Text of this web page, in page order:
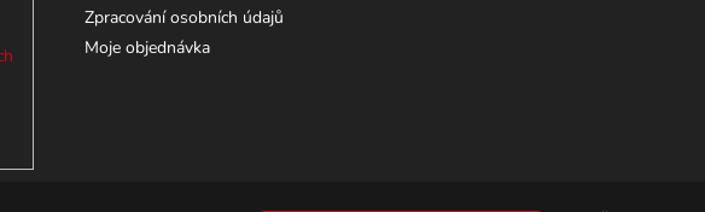
Zpracování osobních údajů
Moje objednávka